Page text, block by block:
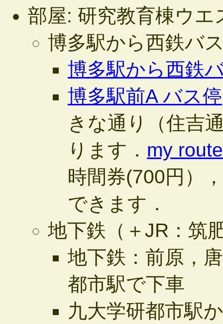
部屋: 研究教育棟ウ
博多駅から西鉄バ
博多駅から西鉄
博多駅前A バス停
きな通り（住吉
ります． my
時間券(700円）
できます．
地下鉄（＋JR：筑
地下鉄：前原，
都市駅で下車
九大学研都市駅